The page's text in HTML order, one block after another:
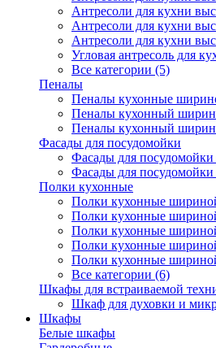
Антресоли для кухни
Антресоли для кухни
Антресоли для кухни
Угловая антресоль для
Все категории (5)
Пеналы
Пеналы кухонные
Пеналы кухонный
Пеналы кухонный
Фасады для посудомойки
Фасады для
Фасады для
Полки кухонные
Полки кухонные
Полки кухонные
Полки кухонные
Полки кухонные
Полки кухонные
Все категории (6)
Шкафы для встраиваемой
Шкаф для духовки и
Шкафы
Белые шкафы